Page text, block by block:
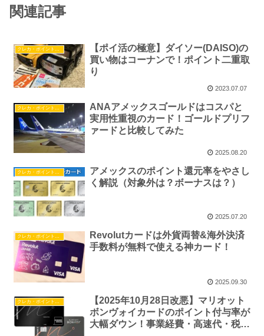
関連記事
【ポイ活の極意】ダイソー(DAISO)の
買い物はコーナンで！ポイント二重取
り
2023.07.07
ANAアメックスゴールドはコスパと
実用性重視のカード！ゴールドプリフ
ァードと比較してみた
2025.08.20
クレカ・ポイント・マイル
アメックスのポイント還元率をやさし
く解説（対象外は？ボーナスは？）
2025.07.20
クレカ・ポイント・マイル
Revolutカードは外貨両替&海外決済
手数料が無料で使える神カード！
2025.09.30
【2025年10月28日改悪】マリオット
ボンヴォイカードのポイント付与率が
大幅ダウン！事業経費・高速代・税金